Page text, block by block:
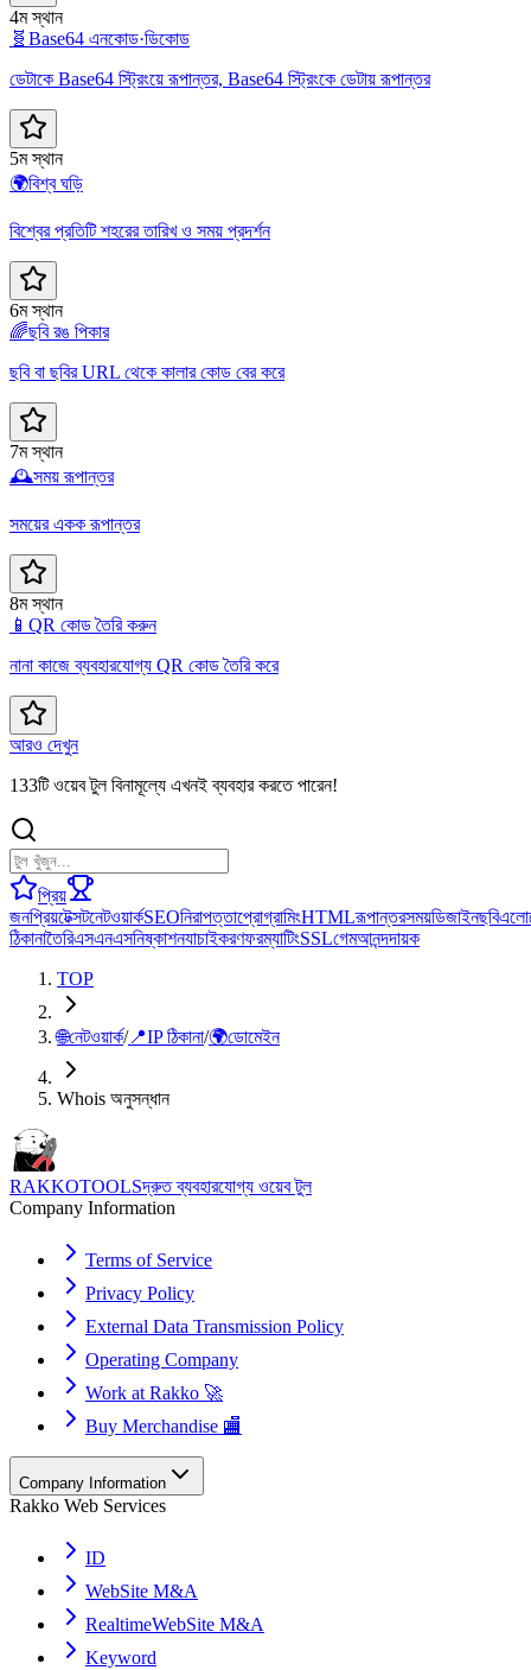
4ম স্থান
🧬 Base64 এনকোড·ডিকোড
ডেটাকে Base64 স্ট্রিংয়ে রূপান্তর, Base64 স্ট্রিংকে ডেটায় রূপান্তর
5ম স্থান
🌍বিশ্ব ঘড়ি
বিশ্বের প্রতিটি শহরের তারিখ ও সময় প্রদর্শন
6ম স্থান
🌈ছবি রঙ পিকার
ছবি বা ছবির URL থেকে কালার কোড বের করে
7ম স্থান
🕰️সময় রূপান্তর
সময়ের একক রূপান্তর
8ম স্থান
📱 QR কোড তৈরি করুন
নানা কাজে ব্যবহারযোগ্য QR কোড তৈরি করে
আরও দেখুন
133টি ওয়েব টুল বিনামূল্যে এখনই ব্যবহার করতে পারেন!
প্রিয়
জনপ্রিয়টেক্সটনেটওয়ার্কSEOনিরাপত্তাপ্রোগ্রামিংHTMLরূপান্তরসময়ডিজাইনছবি
ঠিকানাতৈরিএসএনএসনিষ্কাশনযাচাইকরণফরম্যাটিংSSLগেমআনন্দদায়ক
TOP
🌐নেটওয়ার্ক/📍IP ঠিকানা/🌍ডোমেইন
Whois অনুসন্ধান
RAKKOTOOLSদ্রুত ব্যবহারযোগ্য ওয়েব টুল
Company Information
Terms of Service
Privacy Policy
External Data Transmission Policy
Operating Company
Work at Rakko 🚀
Buy Merchandise 🏬
Company Information
Rakko Web Services
ID
WebSite M&A
RealtimeWebSite M&A
Keyword